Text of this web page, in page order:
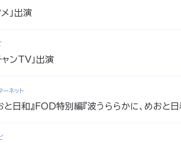
」出演
ンTV」出演
ーネット
と日和』FOD特別編『波うららかに、めお